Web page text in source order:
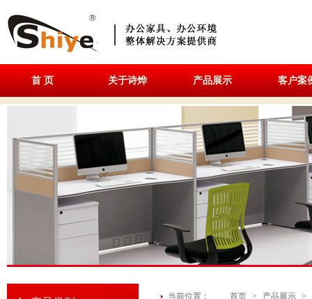
首 页 关于诗烨 产品展示 客户案
当前位置： 首页 > 产品展示 >